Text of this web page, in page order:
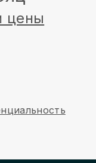
цены